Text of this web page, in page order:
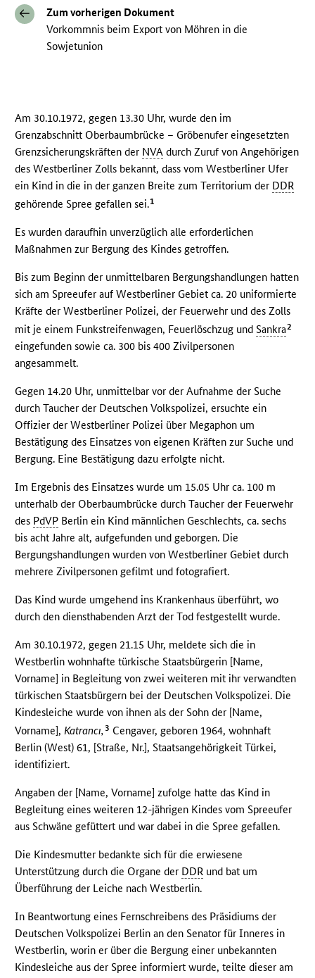
Zum vorherigen Dokument
Vorkommnis beim Export von Möhren in die
Sowjetunion
Am 30.10.1972, gegen 13.30 Uhr, wurde den im
Grenzabschnitt Oberbaumbrücke – Gröbenufer eingesetzten
Grenzsicherungskräften der NVA durch Zuruf von Angehörigen
des Westberliner Zolls bekannt, dass vom Westberliner Ufer
ein Kind in die in der ganzen Breite zum Territorium der DDR
gehörende Spree gefallen sei.1
Es wurden daraufhin unverzüglich alle erforderlichen
Maßnahmen zur Bergung des Kindes getroffen.
Bis zum Beginn der unmittelbaren Bergungshandlungen hatten
sich am Spreeufer auf Westberliner Gebiet ca. 20 uniformierte
Kräfte der Westberliner Polizei, der Feuerwehr und des Zolls
mit je einem Funkstreifenwagen, Feuerlöschzug undSankra2
eingefunden sowie ca. 300 bis 400 Zivilpersonen
angesammelt.
Gegen 14.20 Uhr, unmittelbar vor der Aufnahme der Suche
durch Taucher der Deutschen Volkspolizei, ersuchte ein
Offizier der Westberliner Polizei über Megaphon um
Bestätigung des Einsatzes von eigenen Kräften zur Suche und
Bergung. Eine Bestätigung dazu erfolgte nicht.
Im Ergebnis des Einsatzes wurde um 15.05 Uhr ca. 100 m
unterhalb der Oberbaumbrücke durch Taucher der Feuerwehr
des PdVP Berlin ein Kind männlichen Geschlechts, ca. sechs
bis acht Jahre alt, aufgefunden und geborgen. Die
Bergungshandlungen wurden von Westberliner Gebiet durch
mehrere Zivilpersonen gefilmt und fotografiert.
Das Kind wurde umgehend ins Krankenhaus überführt, wo
durch den diensthabenden Arzt der Tod festgestellt wurde.
Am 30.10.1972, gegen 21.15 Uhr, meldete sich die in
Westberlin wohnhafte türkische Staatsbürgerin [Name,
Vorname] in Begleitung von zwei weiteren mit ihr verwandten
türkischen Staatsbürgern bei der Deutschen Volkspolizei. Die
Kindesleiche wurde von ihnen als der Sohn der [Name,
Vorname],Katrancı,3 Cengaver, geboren 1964, wohnhaft
Berlin (West) 61, [Straße, Nr.], Staatsangehörigkeit Türkei,
identifiziert.
Angaben der [Name, Vorname] zufolge hatte das Kind in
Begleitung eines weiteren 12-jährigen Kindes vom Spreeufer
aus Schwäne gefüttert und war dabei in die Spree gefallen.
Die Kindesmutter bedankte sich für die erwiesene
Unterstützung durch die Organe der DDR und bat um
Überführung der Leiche nach Westberlin.
In Beantwortung eines Fernschreibens des Präsidiums der
Deutschen Volkspolizei Berlin an den Senator für Inneres in
Westberlin, worin er über die Bergung einer unbekannten
Kindesleiche aus der Spree informiert wurde, teilte dieser am